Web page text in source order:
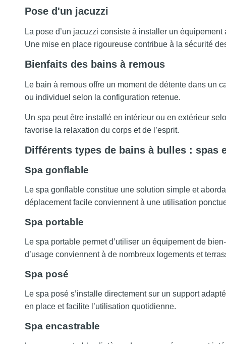
Pose d'un jacuzzi
La pose d’un jacuzzi consiste à installer un
Une mise en place rigoureuse contribue à la sécurité
Bienfaits des bains à remous
Le bain à remous offre un moment de détente dans un
ou individuel selon la configuration retenue.
Un spa peut être installé en intérieur ou en extérieur
favorise la relaxation du corps et de l’esprit.
Différents types de bains à bulles : spas
Spa gonflable
Le spa gonflable constitue une solution simple et
déplacement facile conviennent à une utilisation
Spa portable
Le spa portable permet d’utiliser un équipement de
d’usage conviennent à de nombreux logements et
Spa posé
Le spa posé s’installe directement sur un support
en place et facilite l’utilisation quotidienne.
Spa encastrable